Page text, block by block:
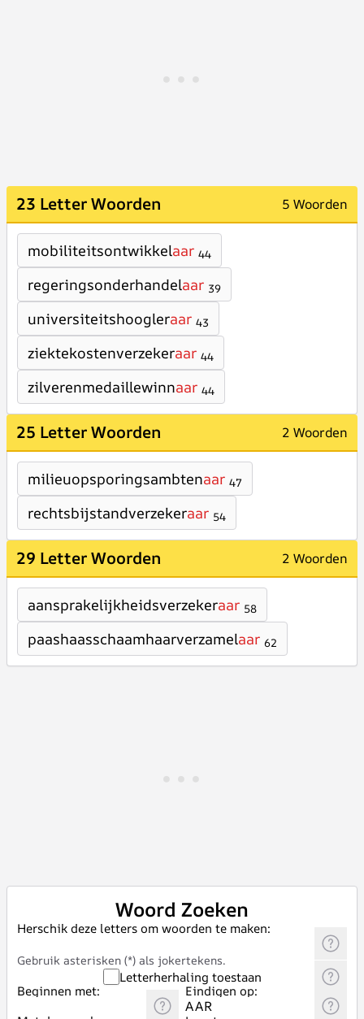
23 Letter Woorden 5 Woorden
mobiliteitsontwikkelaar 44
regeringsonderhandelaar 39
universiteitshoogleraar 43
ziektekostenverzekeraar 44
zilverenmedaillewinnaar 44
25 Letter Woorden 2 Woorden
milieuopsporingsambtenaar 47
rechtsbijstandverzekeraar 54
29 Letter Woorden 2 Woorden
aansprakelijkheidsverzekeraar 58
paashaasschaamhaarverzamelaar 62
Woord Zoeken
Herschik deze letters om woorden te maken:
Gebruik asterisken (*) als jokertekens.
Letterherhaling toestaan
Beginnen met:
Eindigen op: